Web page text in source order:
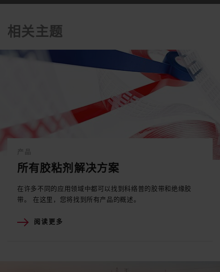
相关主题
所有胶粘剂解决方案
在许多不同的应用领域中都可以找到科络普的胶带和绝缘胶
带。 在这里，您将找到所有产品的概述。
阅读更多